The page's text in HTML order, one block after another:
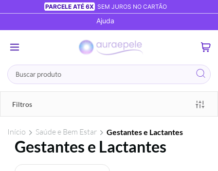
PARCELE ATÉ 6X SEM JUROS NO CARTÃO
Ajuda
Busca
Gestantes e Lactantes
Início Saúde e Bem Estar Gestantes e Lactantes
Filtros